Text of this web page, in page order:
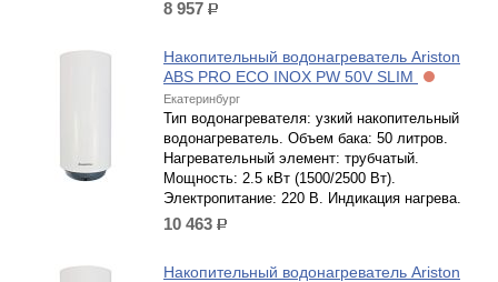
8 957 р.
Накопительный водонагреватель Ariston
ABS PRO ECO INOX PW 50V SLIM
Екатеринбург
Тип водонагревателя: узкий накопительный
водонагреватель. Объем бака: 50 литров.
Нагревательный элемент: трубчатый.
Мощность: 2.5 кВт (1500/2500 Вт).
Электропитание: 220 В. Индикация нагрева.
10 463 р.
Накопительный водонагреватель Ariston